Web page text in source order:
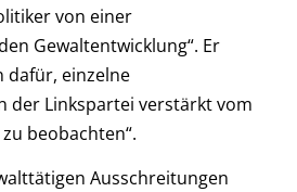
von einer
Gewaltentwicklung“. Er
dafür, einzelne
der Linkspartei verstärkt vom
beobachten“.
Ausschreitungen